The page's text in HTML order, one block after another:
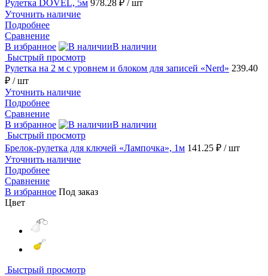
Рулетка DOVEL, 5м 978.28 ₽ / шт
Уточнить наличие
Подробнее
Сравнение
В избранное
В наличии
Быстрый просмотр
Рулетка на 2 м с уровнем и блоком для записей «Nerd» 239.40
₽ / шт
Уточнить наличие
Подробнее
Сравнение
В избранное
В наличии
Быстрый просмотр
Брелок-рулетка для ключей «Лампочка», 1м 141.25 ₽ / шт
Уточнить наличие
Подробнее
Сравнение
В избранное Под заказ
Цвет
Быстрый просмотр